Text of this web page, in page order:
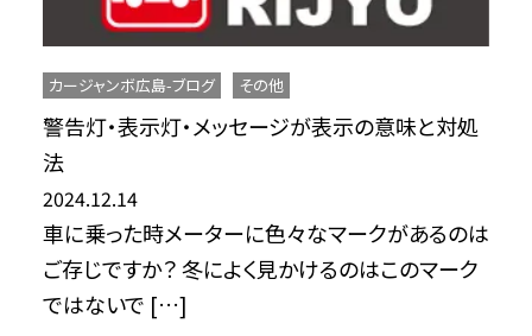
カージャンボ広島-ブログ その他
警告灯・表示灯・メッセージが表示の意味と対処
法
2024.12.14
車に乗った時メーターに色々なマークがあるのは
ご存じですか？ 冬によく見かけるのはこのマーク
ではないで […]